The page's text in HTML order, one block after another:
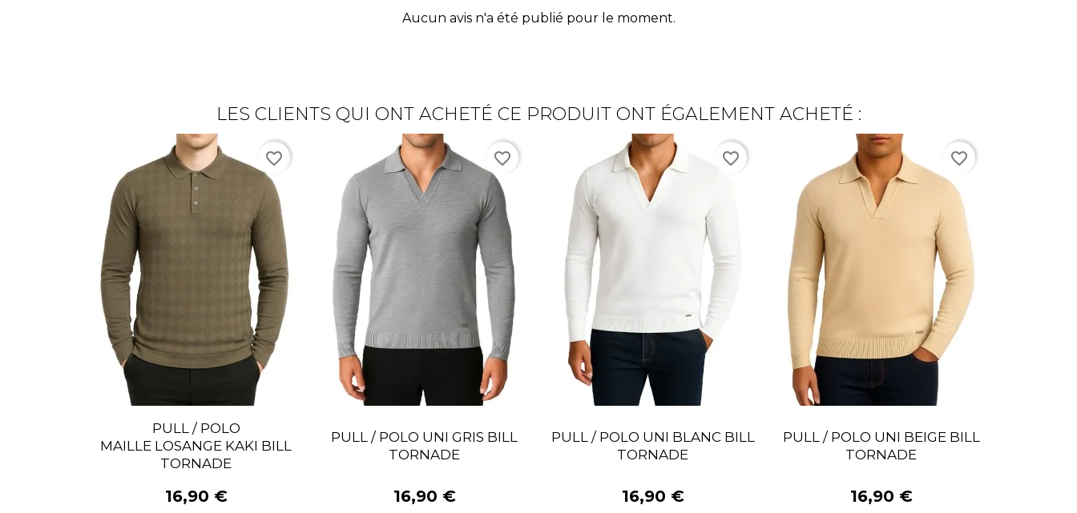
Aucun avis n'a été publié pour le moment.
LES CLIENTS QUI ONT ACHETÉ CE PRODUIT ONT ÉGALEMENT ACHETÉ :
PULL / POLO
MAILLE LOSANGE KAKI BILL
TORNADE
16,90 €
favorite_border
PULL / POLO UNI GRIS BILL
TORNADE
16,90 €
favorite_border
PULL / POLO UNI BLANC BILL
TORNADE
16,90 €
favorite_border
PULL / POLO UNI BEIGE BILL
TORNADE
16,90 €
favorite_border